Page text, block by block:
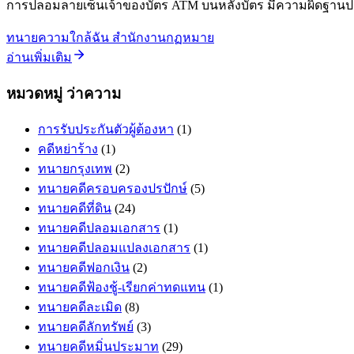
การปลอมลายเซ็นเจ้าของบัตร ATM บนหลังบัตร มีความผิดฐาน
ทนายความใกล้ฉัน สำนักงานกฏหมาย
อ่านเพิ่มเติม
หมวดหมู่ ว่าความ
การรับประกันตัวผู้ต้องหา (1)
คดีหย่าร้าง (1)
ทนายกรุงเทพ (2)
ทนายคดีครอบครองปรปักษ์ (5)
ทนายคดีที่ดิน (24)
ทนายคดีปลอมเอกสาร (1)
ทนายคดีปลอมแปลงเอกสาร (1)
ทนายคดีฟอกเงิน (2)
ทนายคดีฟ้องชู้-เรียกค่าทดแทน (1)
ทนายคดีละเมิด (8)
ทนายคดีลักทรัพย์ (3)
ทนายคดีหมิ่นประมาท (29)